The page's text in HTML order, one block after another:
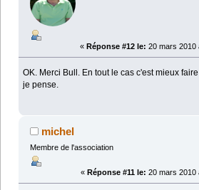
« Réponse #12 le: 20 mars 2010
OK. Merci Bull. En tout le cas c'est mieux
je pense.
michel
Membre de l'association
« Réponse #11 le: 20 mars 2010